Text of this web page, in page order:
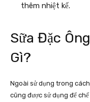
thêm nhiệt kế.
Sữa Đặc
Gì?
Ngoài sử dụng trong
cũng được sử dụng để